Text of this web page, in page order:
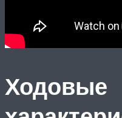
Ходовые